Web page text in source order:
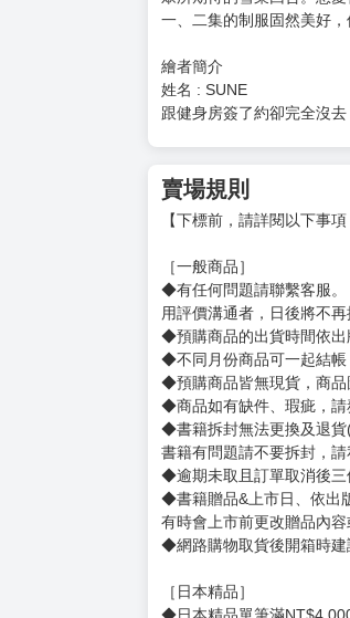
衣的靈感，決定和
中意的胸罩前扣，突然在
「一覽無遺。謝謝招待。」
於是雪菜急忙開始減肥。
作者簡介
姓名 : 花間燈
眾所期待的雪菜回合。戀
繪者簡介
姓名 : SUNE
跟健身房簽了約卻完全沒
賣場規則
【下標前，請詳閱以下事
［一般商品］
◆有任何問題請聯繫客服。
用評價溝通者，日後將不
◆不同月份商品可一起結
◆預購商品皆無現貨，商